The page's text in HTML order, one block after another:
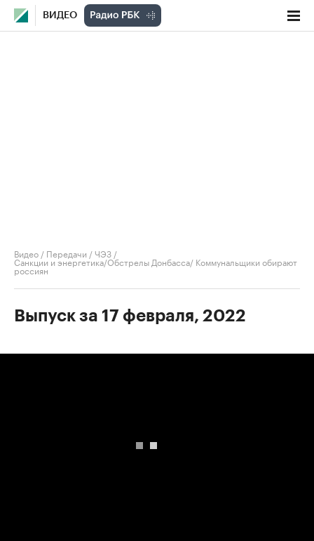
ВИДЕО
Видео / Передачи /ЧЭЗ /
Санкции и энергетика/Обстрелы Донбасса/ Коммунальщики обирают
россиян
Выпуск за 17 февраля, 2022